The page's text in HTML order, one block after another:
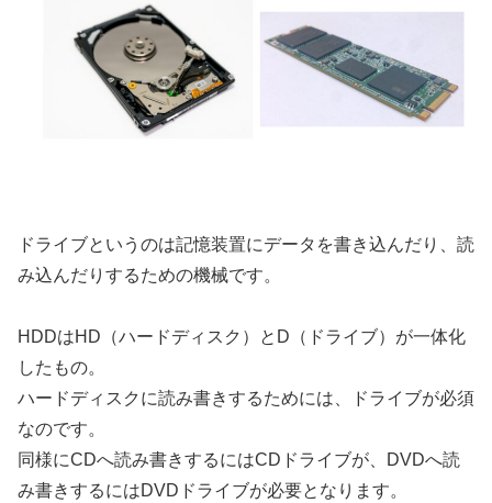
ドライブというのは記憶装置にデータを書き込んだり、読
み込んだりするための機械です。
HDDはHD（ハードディスク）とD（ドライブ）が一体化
したもの。
ハードディスクに読み書きするためには、ドライブが必須
なのです。
同様にCDへ読み書きするにはCDドライブが、DVDへ読
み書きするにはDVDドライブが必要となります。